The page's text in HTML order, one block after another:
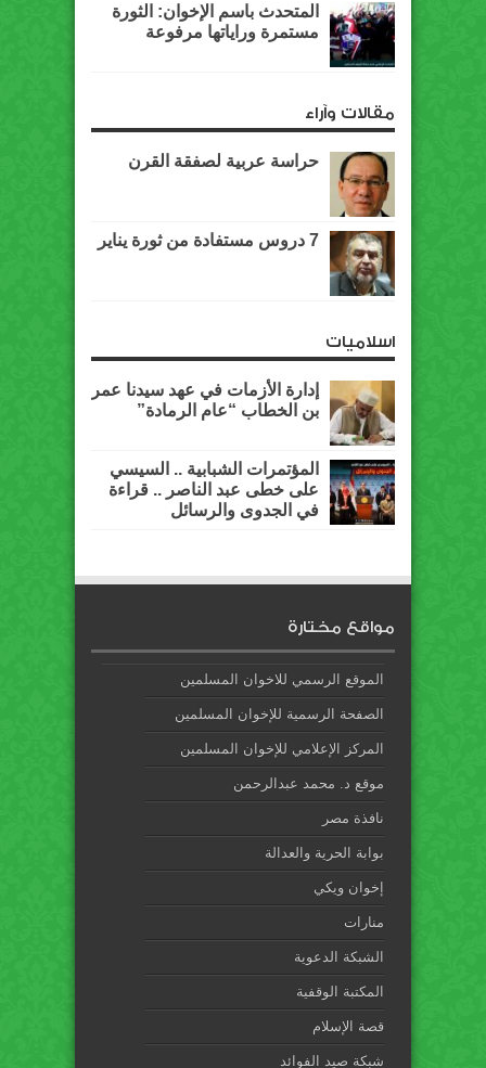
المتحدث باسم الإخوان: الثورة
مستمرة وراياتها مرفوعة
مقالات وآراء
حراسة عربية لصفقة القرن
7 دروس مستفادة من ثورة يناير
اسلاميات
إدارة الأزمات في عهد سيدنا عمر
بن الخطاب “عام الرمادة”
المؤتمرات الشبابية .. السيسي
على خطى عبد الناصر .. قراءة
في الجدوى والرسائل
مواقع مختارة
الموقع الرسمي للاخوان المسلمين
الصفحة الرسمية للإخوان المسلمين
المركز الإعلامي للإخوان المسلمين
موقع د. محمد عبدالرحمن
نافذة مصر
بوابة الحرية والعدالة
إخوان ويكي
منارات
الشبكة الدعوية
المكتبة الوقفية
قصة الإسلام
شبكة صيد الفوائد